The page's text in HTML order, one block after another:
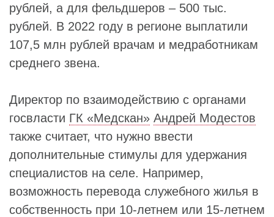
рублей, а для фельдшеров – 500 тыс.
рублей. В 2022 году в регионе выплатили
107,5 млн рублей врачам и медработникам
среднего звена.
Директор по взаимодействию с органами
госвласти ГК «Медскан» Андрей Модестов
также считает, что нужно ввести
дополнительные стимулы для удержания
специалистов на селе. Например,
возможность перевода служебного жилья в
собственность при 10-летнем или 15-летнем